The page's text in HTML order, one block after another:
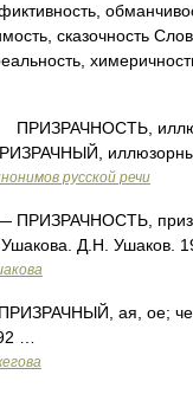
сказочность
русской речи
ПРИЗРАЧНОСТЬ,
Д.Н. Ушаков.
ая, ое;
…